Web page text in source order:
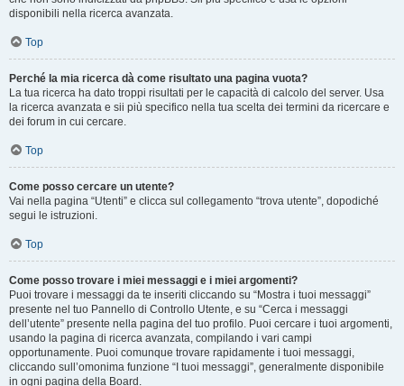
disponibili nella ricerca avanzata.
Top
Perché la mia ricerca dà come risultato una pagina vuota?
La tua ricerca ha dato troppi risultati per le capacità di calcolo del server. Usa
la ricerca avanzata e sii più specifico nella tua scelta dei termini da ricercare e
dei forum in cui cercare.
Top
Come posso cercare un utente?
Vai nella pagina “Utenti” e clicca sul collegamento “trova utente”, dopodiché
segui le istruzioni.
Top
Come posso trovare i miei messaggi e i miei argomenti?
Puoi trovare i messaggi da te inseriti cliccando su “Mostra i tuoi messaggi”
presente nel tuo Pannello di Controllo Utente, e su “Cerca i messaggi
dell’utente” presente nella pagina del tuo profilo. Puoi cercare i tuoi argomenti,
usando la pagina di ricerca avanzata, compilando i vari campi
opportunamente. Puoi comunque trovare rapidamente i tuoi messaggi,
cliccando sull’omonima funzione “I tuoi messaggi”, generalmente disponibile
in ogni pagina della Board.